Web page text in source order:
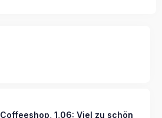
Coffeeshop, 1,06: Viel zu schön